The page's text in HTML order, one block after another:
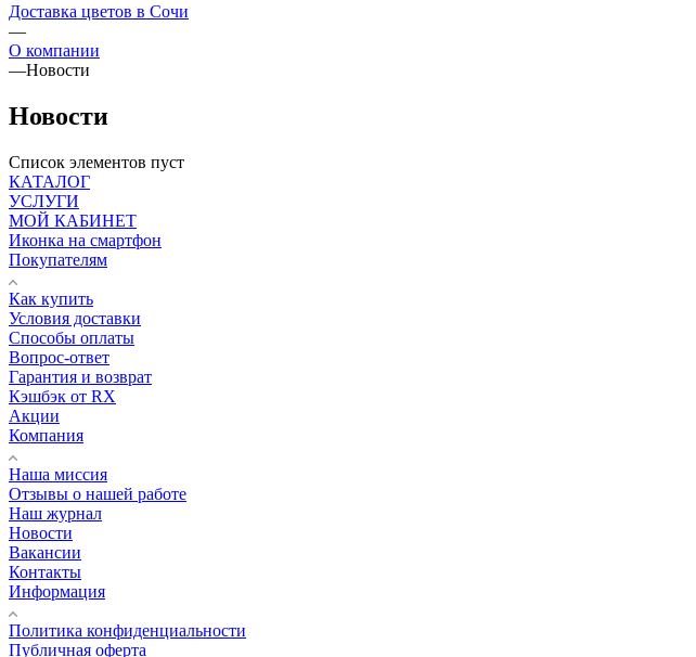
Доставка цветов в Сочи
—
О компании
—Новости
Новости
Список элементов пуст
КАТАЛОГ
УСЛУГИ
МОЙ КАБИНЕТ
Иконка на смартфон
Покупателям
Как купить
Условия доставки
Способы оплаты
Вопрос-ответ
Гарантия и возврат
Кэшбэк от RX
Акции
Компания
Наша миссия
Отзывы о нашей работе
Наш журнал
Новости
Вакансии
Контакты
Информация
Политика конфиденциальности
Публичная оферта